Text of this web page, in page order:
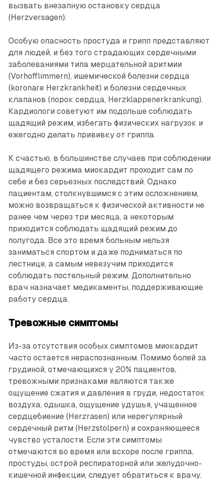
вызвать внезапную оста­новку сердца
(Herzversagen).
Особую опасность простуда и грипп представляют
для людей, и без того страдающих сердечными
заболеваниями типа мерцательной аритмии
(Vorhofflimmern), ишемической болезни сердца
(koronare Herzkrankheit) и болезни сердечных
клапанов (порок сердца, Herzklappenerkrankung).
Кардиологи советуют им подольше соблюдать
щадящий режим, избегать физических нагрузок и
ежегодно делать прививку от гриппа.
К счастью, в большинстве случаев при соблюдении
щадящего режима миокардит проходит сам по
себе и без серьезных последствий. Однако
пациентам, столкнувшимся с этим осложнением,
можно возвращаться к физической активности не
ранее чем через три месяца, а некоторым
приходится соблюдать щадящий режим до
полугода. Все это время больным нельзя
заниматься спортом и даже подниматься по
лестнице, а самым невезучим приходится
соблюдать постельный режим. Дополнительно
врач назначает медикаменты, поддержи­вающие
работу сердца.
Тревожные симптомы
Из-за отсутствия особых симптомов миокардит
часто остается нераспознанным. Помимо болей за
грудиной, отмечающихся у 20% пациентов,
тревожными признаками являются также
ощущение сжатия и давления в груди, недостаток
воздуха, одышка, ощущение удушья, учащенное
сердцебиение (Herzrasen) или нерегулярный
сердечный ритм (Herzstolpern) и сохраняющееся
чувство усталости. Если эти симптомы
отмечаются во время или вскоре после гриппа,
простуды, острой респираторной или желудочно-
кишечной инфекции, следует обратиться к врачу.